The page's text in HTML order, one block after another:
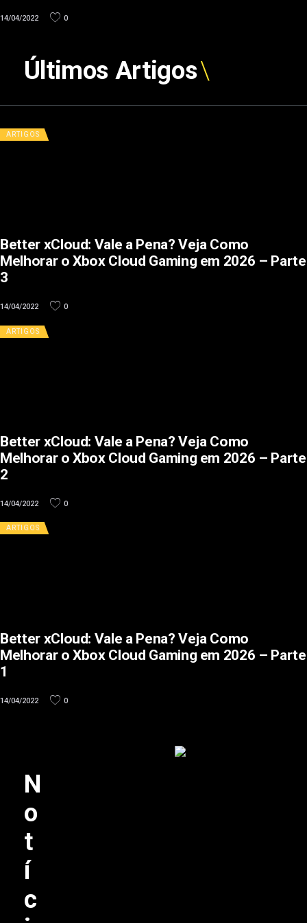
14/04/2022 0
Últimos Artigos
ARTIGOS
Better xCloud: Vale a Pena? Veja Como
Melhorar o Xbox Cloud Gaming em 2026 – Parte
3
14/04/2022 0
ARTIGOS
Better xCloud: Vale a Pena? Veja Como
Melhorar o Xbox Cloud Gaming em 2026 – Parte
2
14/04/2022 0
ARTIGOS
Better xCloud: Vale a Pena? Veja Como
Melhorar o Xbox Cloud Gaming em 2026 – Parte
1
14/04/2022 0
N
o
t
í
c